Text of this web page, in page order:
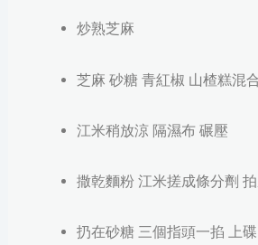
炒熟芝麻
芝麻 砂糖 青紅椒 山楂糕混
江米稍放涼 隔濕布 碾壓
撒乾麵粉 江米搓成條分劑
扔在砂糖 三個指頭一掐 上碟